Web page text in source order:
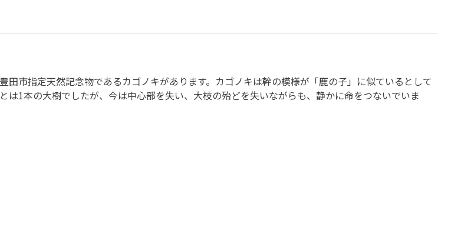
田市指定天然記念物であるカゴノキがあります。カゴノキは幹の模様が「鹿の子」に似ているとして
は1本の大樹でしたが、今は中心部を失い、大枝の殆どを失いながらも、静かに命をつないでいま